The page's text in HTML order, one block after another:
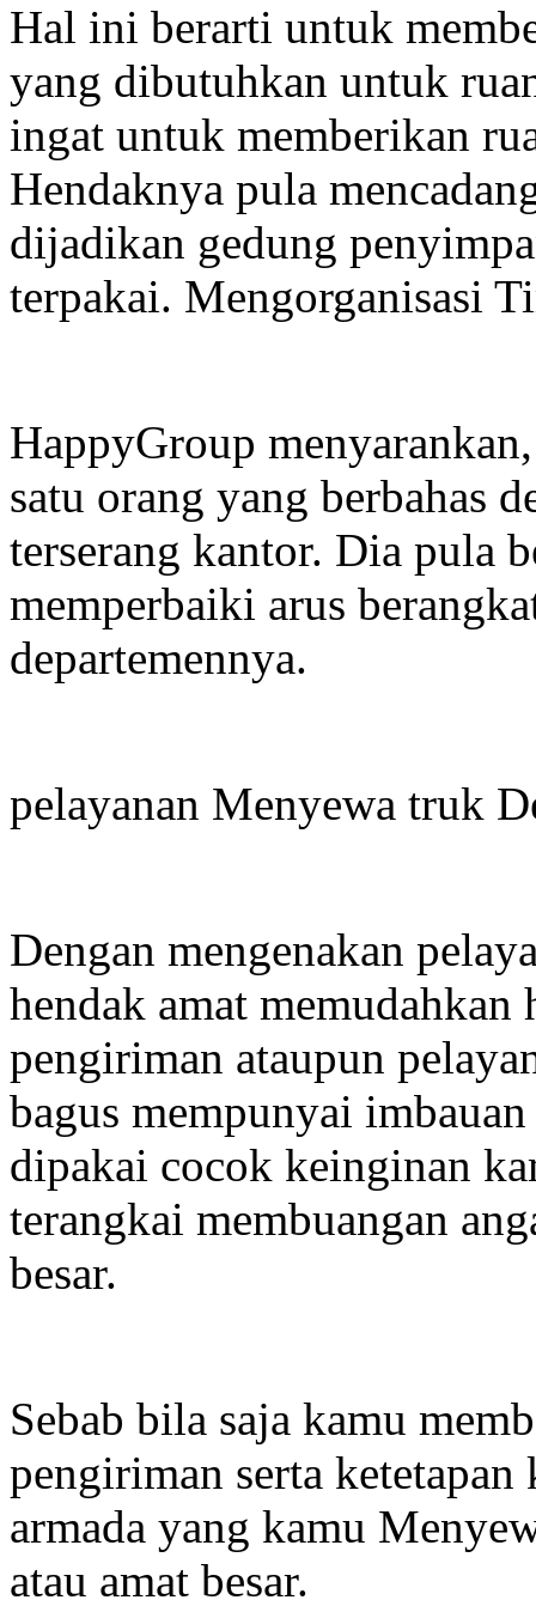
Hal ini berarti untuk
yang dibutuhkan untuk
ingat untuk memberikan
Hendaknya pula
dijadikan gedung
terpakai. Mengorganisasi
HappyGroup
satu orang yang berbahas
terserang kantor. Dia pula
memperbaiki arus
departemennya.
pelayanan Menyewa truk
Dengan mengenakan
hendak amat
pengiriman ataupun
bagus mempunyai
dipakai cocok keinginan
terangkai membuangan
besar.
Sebab bila saja kamu
pengiriman serta ketetapan
armada yang kamu
atau amat besar.